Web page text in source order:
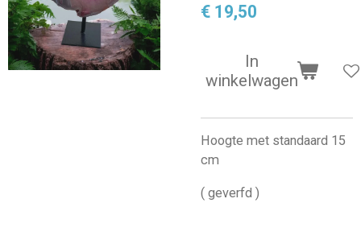
€ 19,50
In
winkelwagen
Hoogte met standaard 15
cm
( geverfd )